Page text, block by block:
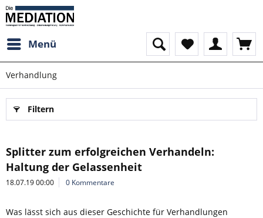
Menü
Verhandlung
Filtern
Splitter zum erfolgreichen Verhandeln:
Haltung der Gelassenheit
18.07.19 00:00 0 Kommentare
Was lässt sich aus dieser Geschichte für Verhandlungen